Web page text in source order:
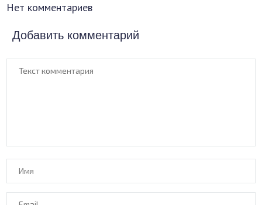
Нет комментариев
Добавить комментарий